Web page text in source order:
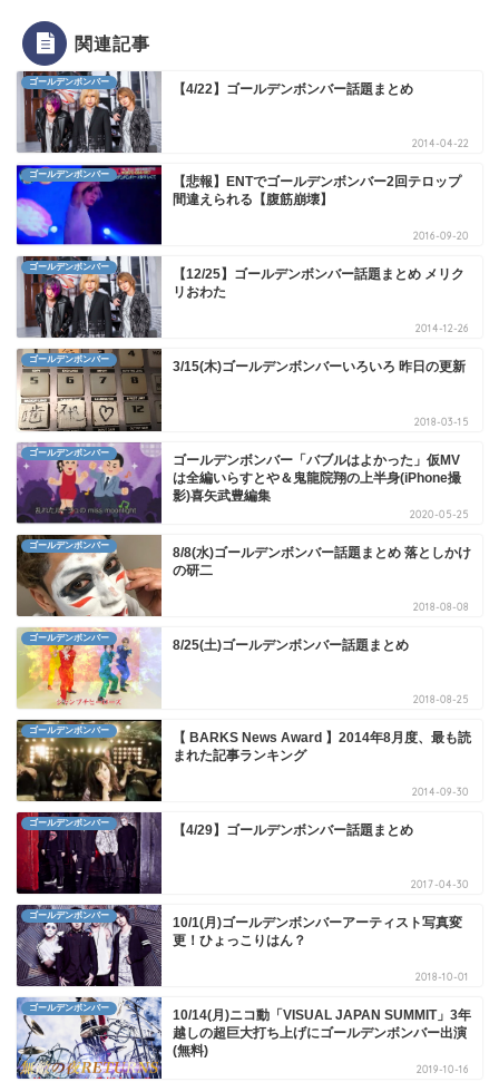
関連記事
ゴールデンボンバー 【4/22】ゴールデンボンバー話題まとめ
2014-04-22
ゴールデンボンバー
【悲報】ENTでゴールデンボンバー2回テロップ
間違えられる【腹筋崩壊】
2016-09-20
ゴールデンボンバー
【12/25】ゴールデンボンバー話題まとめ メリク
リおわた
2014-12-26
ゴールデンボンバー 3/15(木)ゴールデンボンバーいろいろ 昨日の更新
2018-03-15
ゴールデンボンバー
ゴールデンボンバー「バブルはよかった」仮MV
は全編いらすとや＆鬼龍院翔の上半身(iPhone撮
影)喜矢武豊編集
2020-05-25
ゴールデンボンバー
8/8(水)ゴールデンボンバー話題まとめ 落としかけ
の研二
2018-08-08
ゴールデンボンバー 8/25(土)ゴールデンボンバー話題まとめ
2018-08-25
ゴールデンボンバー
【 BARKS News Award 】2014年8月度、最も読
まれた記事ランキング
2014-09-30
ゴールデンボンバー 【4/29】ゴールデンボンバー話題まとめ
2017-04-30
ゴールデンボンバー
10/1(月)ゴールデンボンバーアーティスト写真変
更！ひょっこりはん？
2018-10-01
ゴールデンボンバー
10/14(月)ニコ動「VISUAL JAPAN SUMMIT」3年
越しの超巨大打ち上げにゴールデンボンバー出演
(無料)
2019-10-16